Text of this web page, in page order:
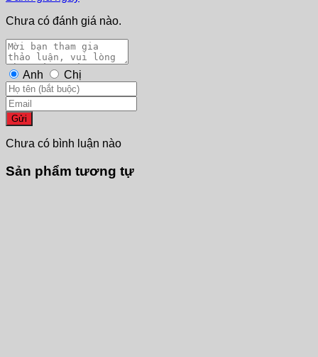
Chưa có đánh giá nào.
Anh Chị
Gửi
Chưa có bình luận nào
Sản phẩm tương tự